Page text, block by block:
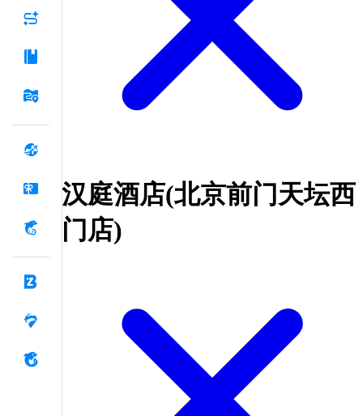
汉庭酒店(北京前门天坛西
门店)